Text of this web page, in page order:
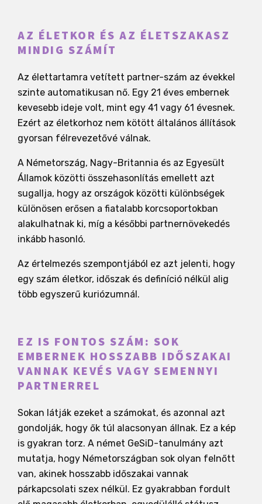
AZ ÉLETKOR ÉS AZ ÉLETSZAKASZ
MINDIG SZÁMÍT
Az élettartamra vetített partner-szám az évekkel
szinte automatikusan nő. Egy 21 éves embernek
kevesebb ideje volt, mint egy 41 vagy 61 évesnek.
Ezért az életkorhoz nem kötött általános állítások
gyorsan félrevezetővé válnak.
A Németország, Nagy-Britannia és az Egyesült
Államok közötti összehasonlítás emellett azt
sugallja, hogy az országok közötti különbségek
különösen erősen a fiatalabb korcsoportokban
alakulhatnak ki, míg a későbbi partnernövekedés
inkább hasonló.
Az értelmezés szempontjából ez azt jelenti, hogy
egy szám életkor, időszak és definíció nélkül alig
több egyszerű kuriózumnál.
EZ IS FONTOS SZÁM: SOK
EMBERNEK HOSSZABB IDŐSZAKAI
VANNAK KEVÉS VAGY SEMENNYI
PARTNERREL
Sokan látják ezeket a számokat, és azonnal azt
gondolják, hogy ők túl alacsonyan állnak. Ez a kép
is gyakran torz. A német GeSiD-tanulmány azt
mutatja, hogy Németországban sok olyan felnőtt
van, akinek hosszabb időszakai vannak
párkapcsolati szex nélkül. Ez gyakrabban fordult